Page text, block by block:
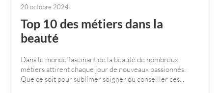
20 octobre 2024
Top 10 des métiers dans la
beauté
Dans le monde fascinant de la beauté de nombreux
métiers attirent chaque jour de nouveaux passionnés.
Que ce soit pour sublimer soigner ou conseiller ces...